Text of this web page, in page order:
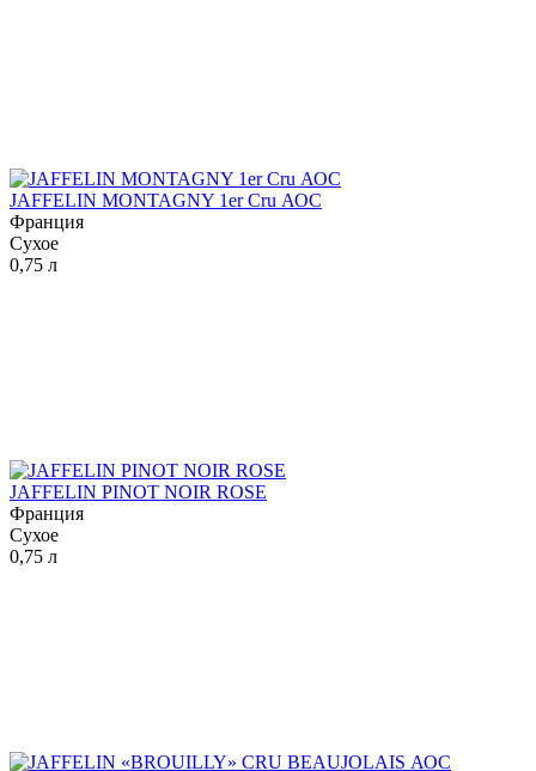
JAFFELIN MONTAGNY 1er Cru АОС
Франция
Сухое
0,75 л
JAFFELIN PINOT NOIR ROSE
Франция
Сухое
0,75 л